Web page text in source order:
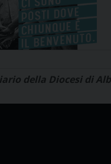
della Diocesi di